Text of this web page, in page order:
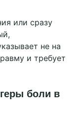
или сразу
не на
и требует
боли в